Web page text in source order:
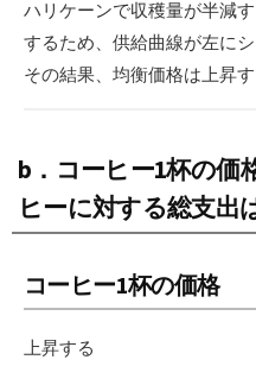
ハリケーンで収穫量が半減
するため、供給曲線が左にシ
その結果、均衡価格は上昇す
b．コーヒー1杯の価
ヒーに対する総支出
コーヒー1杯の価格
上昇する